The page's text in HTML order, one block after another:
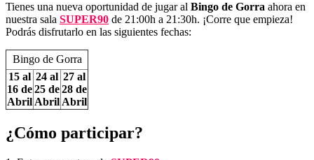
Tienes una nueva oportunidad de jugar al Bingo de Gorra ahora en
nuestra sala SUPER90 de 21:00h a 21:30h. ¡Corre que empieza!
Podrás disfrutarlo en las siguientes fechas:
Bingo de Gorra
15 al
16 de
Abril
24 al
25 de
Abril
27 al
28 de
Abril
¿Cómo participar?